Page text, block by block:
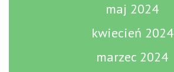
maj 2024
kwiecień 2024
marzec 2024